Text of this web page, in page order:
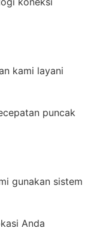
kami layani
puncak
gunakan sistem
Anda